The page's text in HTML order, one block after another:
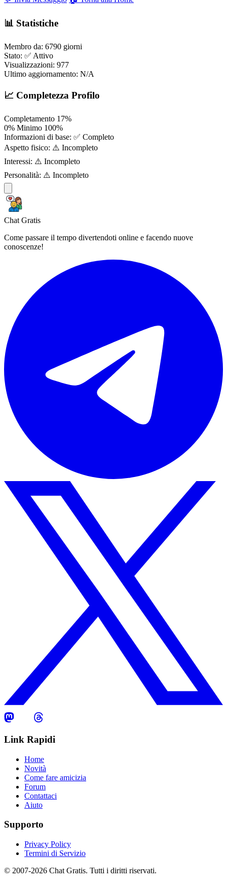
📊 Statistiche
Membro da: 6790 giorni
Stato: ✅ Attivo
Visualizzazioni: 977
Ultimo aggiornamento: N/A
📈 Completezza Profilo
Completamento 17%
0% Minimo 100%
Informazioni di base: ✅ Completo
Aspetto fisico: ⚠️ Incompleto
Interessi: ⚠️ Incompleto
Personalità: ⚠️ Incompleto
Chat Gratis
Come passare il tempo divertendoti online e facendo nuove
conoscenze!
Link Rapidi
Home
Novità
Come fare amicizia
Forum
Contattaci
Aiuto
Supporto
Privacy Policy
Termini di Servizio
© 2007-2026 Chat Gratis. Tutti i diritti riservati.